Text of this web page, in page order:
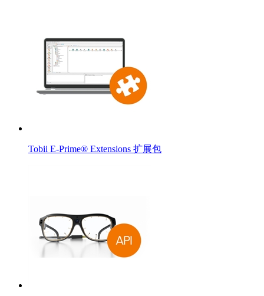
Tobii E-Prime® Extensions 扩展包